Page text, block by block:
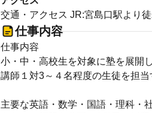
交通・アクセス JR:宮島口駅より
仕事内容
仕事内容
小・中・高校生を対象に塾を展開
講師１対3～４名程度の生徒を担
主要な英語・数学・国語・理科・